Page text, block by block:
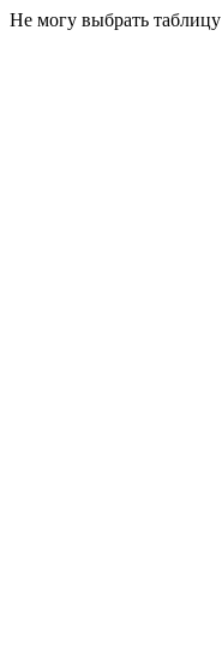
Не могу выбрать таблицу